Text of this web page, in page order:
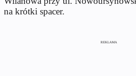
na krótki spacer.
REKLAMA